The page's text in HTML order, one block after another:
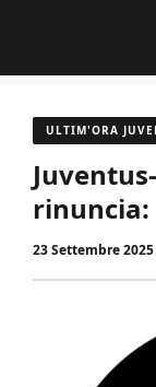
contenuto
ULTIM'ORA
rinuncia:
23 Settembre 2025